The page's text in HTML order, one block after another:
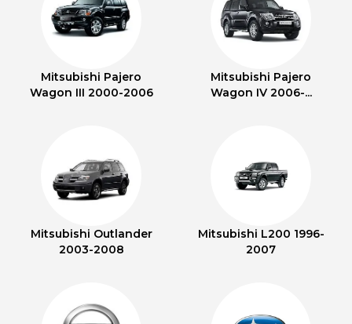
Mitsubishi Pajero
Wagon III 2000-2006
Mitsubishi Pajero
Wagon IV 2006-...
Mitsubishi Outlander
2003-2008
Mitsubishi L200 1996-
2007